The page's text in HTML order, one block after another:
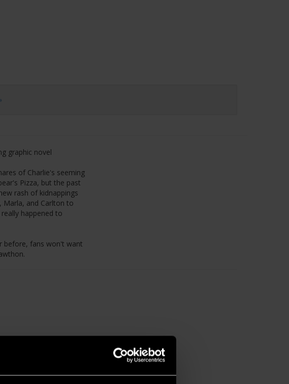
graphic novel
of Charlie's seeming
Pizza, but the past
rash of kidnappings
Marla, and Carlton to
happened to
before, fans won't want